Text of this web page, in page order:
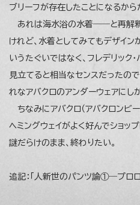
ブリーフが存在したことになるから
あれは海水浴の水着――と再解
けれど、水着としてみてもデザイン
いうたぐいではなく、フレデリック
見立てると相当なセンスだったの
れなアバクロのアンダーウェアにし
ちなみにアバクロ（アバクロンビ
ヘミングウェイがよく好んでショッ
謎だらけのまま、終わりたい。
追記：「人新世のパンツ論①―プロロ